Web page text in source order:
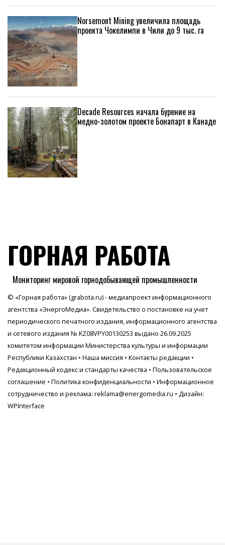
Norsemont Mining увеличила площадь
проекта Чокелимпи в Чили до 9 тыс. га
Decade Resources начала бурение на
медно-золотом проекте Бонапарт в Канаде
ГОРНАЯ РАБОТА
Мониторинг мировой горнодобывающей промышленности
© «Горная работа» (grabota.ru) - медиапроект информационного
агентства «ЭнергоМедиа». Свидетельство о постановке на учет
периодического печатного издания, информационного агентства
и сетевого издания № KZ08VPY00130253 выдано 26.09.2025
комитетом информации Министерства культуры и информации
Республики Казахстан • Наша миссия • Контакты редакции •
Редакционный кодекс и стандарты качества • Пользовательское
соглашение • Политика конфиденциальности • Информационное
сотрудничество и реклама: reklama@energomedia.ru • Дизайн:
WPInterface